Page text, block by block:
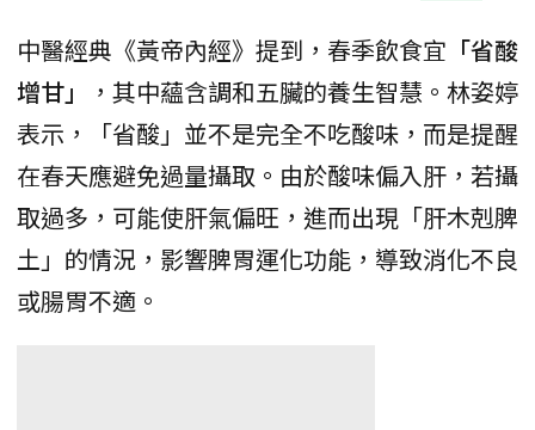
中醫經典《黃帝內經》提到，春季飲食宜 「省酸
增甘」
，其中蘊含調和五臟的養生智慧。林姿婷
表示，「省酸」並不是完全不吃酸味，而是提醒
在春天應避免過量攝取。由於酸味偏入肝，若攝
取過多，可能使肝氣偏旺，進而出現「肝木剋脾
土」的情況，影響脾胃運化功能，導致消化不良
或腸胃不適。